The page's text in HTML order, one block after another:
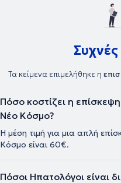
Τα κείμενα επιμελήθηκε η
Πόσο κοστίζει η
Νέο Κόσμο?
Η μέση τιμή για μια απλή
Κόσμο είναι 60€.
Πόσοι Ηπατολόγοι είναι